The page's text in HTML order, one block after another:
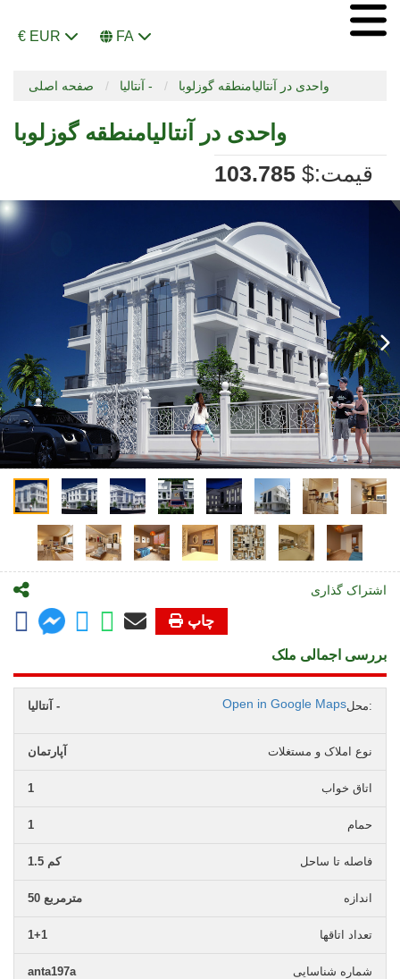
€ EUR FA
صفحه اصلی آنتالیا - واحدی در آنتالیامنطقه گوزلوبا
واحدی در آنتالیامنطقه گوزلوبا
:قیمت
103.785 $
اشتراک گذاری
چاپ
بررسی اجمالی ملک
محل: آنتالیا - Open in Google Maps
نوع املاک و مستغلات آپارتمان
اتاق خواب 1
حمام 1
فاصله تا ساحل 1.5 کم
اندازه 50 مترمربع
تعداد اتاقها 1+1
شماره شناسایی anta197a